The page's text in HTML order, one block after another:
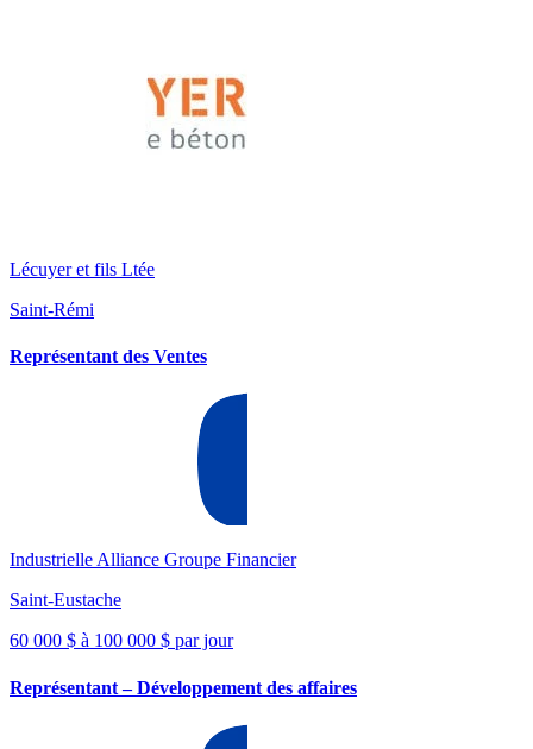
Lécuyer et fils Ltée
Saint-Rémi
Représentant des Ventes
Industrielle Alliance Groupe Financier
Saint-Eustache
60 000 $ à 100 000 $ par jour
Représentant – Développement des affaires